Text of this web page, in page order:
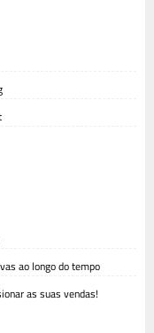
ao longo do tempo
as suas vendas!